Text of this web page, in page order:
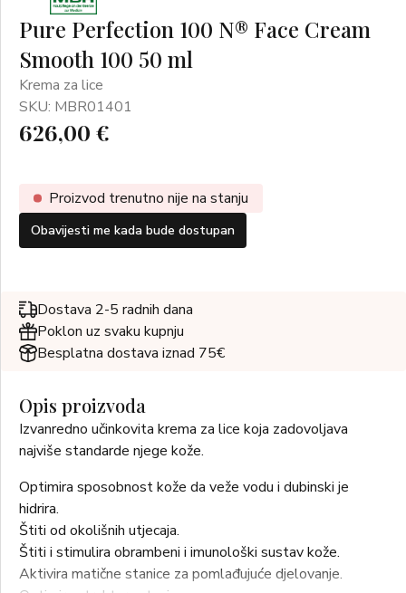
Pure Perfection 100 N® Face Cream
Smooth 100 50 ml
Krema za lice
SKU: MBR01401
626,00 €
Proizvod trenutno nije na stanju
Obavijesti me kada bude dostupan
Dostava 2-5 radnih dana
Poklon uz svaku kupnju
Besplatna dostava iznad 75€
Opis proizvoda
Izvanredno učinkovita krema za lice koja zadovoljava
najviše standarde njege kože.
Optimira sposobnost kože da veže vodu i dubinski je
hidrira.
Štiti od okolišnih utjecaja.
Štiti i stimulira obrambeni i imunološki sustav kože.
Aktivira matične stanice za pomlađujuće djelovanje.